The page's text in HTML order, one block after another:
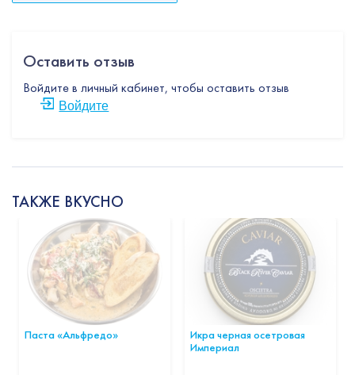
Оставить отзыв
Войдите в личный кабинет, чтобы оставить отзыв
Войдите
ТАКЖЕ ВКУСНО
Паста «Альфредо»
Икра черная осетровая
Империал